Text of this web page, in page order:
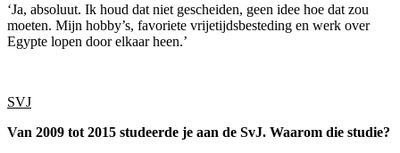
‘Ja, absoluut. Ik houd dat niet gescheiden, geen idee hoe dat zou
moeten. Mijn hobby’s, favoriete vrijetijdsbesteding en werk over
Egypte lopen door elkaar heen.’
SVJ
Van 2009 tot 2015 studeerde je aan de SvJ. Waarom die studie?